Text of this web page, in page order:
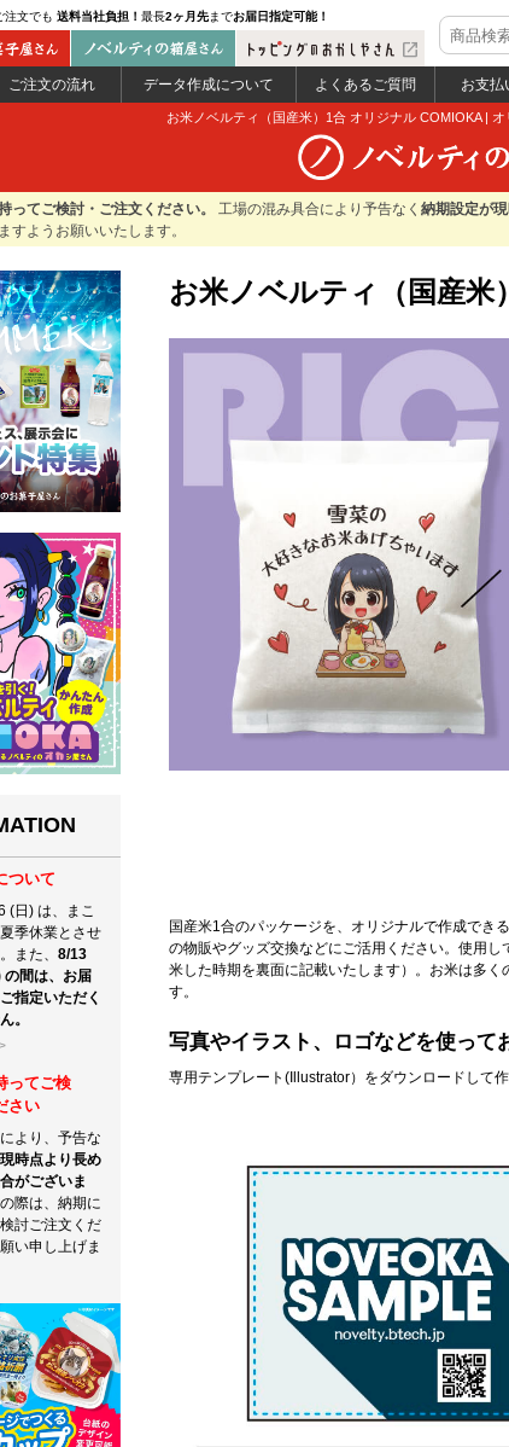
お米ノベルティ（国産米）1合 オリジナル COMIOKA| オ
open_in_new
注文でも 送料当社負担！ 最長2ヶ月先までお届日指定可能！
ご注文の流れ データ作成について よくあるご質問 お支払
ってご検討・ご注文ください。 工場の混み具合により予告なく 納期設定が
すようお願いいたします。
お米ノベルティ（国産
国産米1合のパッケージを、オリジナルで作成でき
の物販やグッズ交換などにご活用ください。使用
米した時期を裏面に記載いたします）。お米は多
す。
写真やイラスト、ロゴなどを使って
専用テンプレート(Illustrator）をダウンロードして
ついて
(日) は、まこ
季休業とさせ
また、 8/13
の間は、お届
指定いただく
。
ってご検
さい
より、予告な
時点より長め
がございま
際は、納期に
討ご注文くだ
い申し上げま